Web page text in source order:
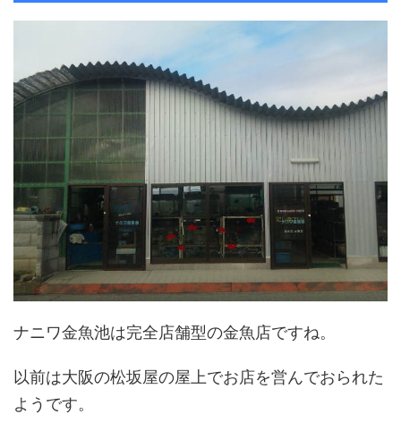
ナニワ金魚池は完全店舗型の金魚店ですね。
以前は大阪の松坂屋の屋上でお店を営んでおられた
ようです。